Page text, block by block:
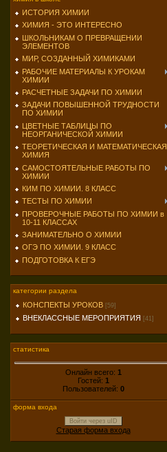
ИСТОРИЯ ХИМИИ
ХИМИЯ - ЭТО ИНТЕРЕСНО
ШКОЛЬНИКАМ О ПРЕВРАЩЕНИИ
ЭЛЕМЕНТОВ
МИР, СОЗДАННЫЙ ХИМИКАМИ
РАБОЧИЕ МАТЕРИАЛЫ К УРОКАМ
ХИМИИ
РАСЧЕТНЫЕ ЗАДАЧИ ПО ХИМИИ
ЗАДАЧИ ПОВЫШЕННОЙ ТРУДНОСТИ
ПО ХИМИИ
ЦВЕТНЫЕ ТАБЛИЦЫ ПО
НЕОРГАНИЧЕСКОЙ ХИМИИ
ТЕОРЕТИЧЕСКАЯ И МАТЕМАТИЧЕСКАЯ
ХИМИЯ
САМОСТОЯТЕЛЬНЫЕ РАБОТЫ ПО
ХИМИИ
КИМ ПО ХИМИИ. 8 КЛАСС
ТЕСТЫ ПО ХИМИИ
ПРОВЕРОЧНЫЕ РАБОТЫ ПО ХИМИИ в
10-11 КЛАССАХ
ЗАНИМАТЕЛЬНО О ХИМИИ
ОГЭ ПО ХИМИИ. 9 КЛАСС
ПОДГОТОВКА К ЕГЭ
категории раздела
КОНСПЕКТЫ УРОКОВ [59]
ВНЕКЛАССНЫЕ МЕРОПРИЯТИЯ [41]
статистика
Онлайн всего: 1
Гостей: 1
Пользователей: 0
форма входа
Войти через uID
Старая форма входа